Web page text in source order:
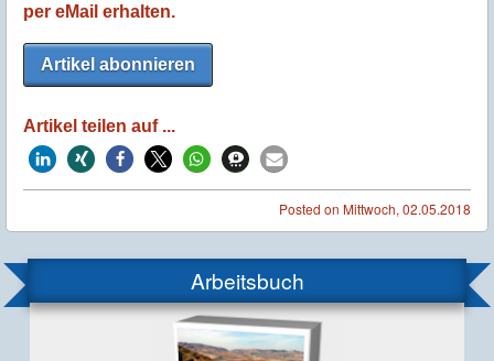
per eMail erhalten.
Artikel abonnieren
Artikel teilen auf ...
Posted on Mittwoch, 02.05.2018
Arbeitsbuch